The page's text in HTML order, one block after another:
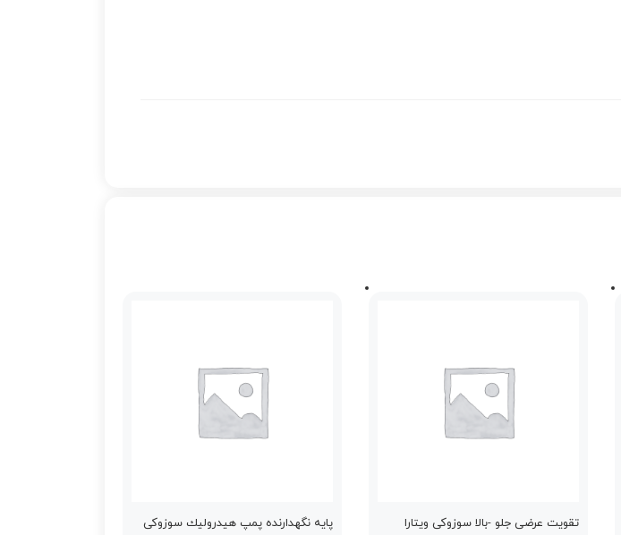
تقویت عرضی جلو -بالا سوزوکی ویتارا
پایه نگهدارنده پمپ هیدرولیك سوزوکی